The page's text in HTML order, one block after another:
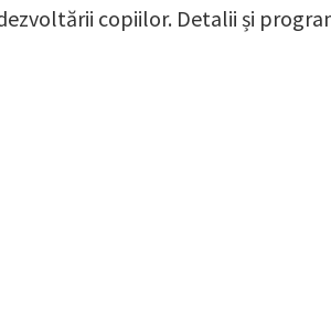
copiilor. Detalii și